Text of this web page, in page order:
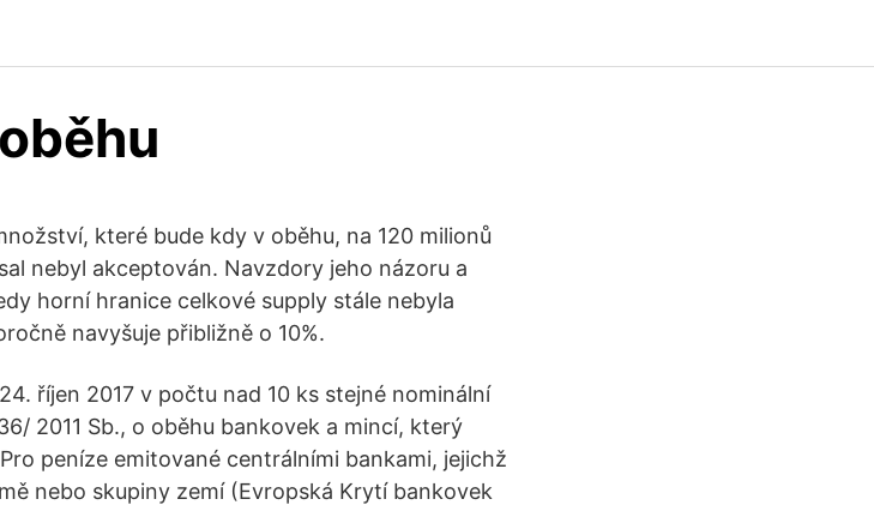
které bude kdy v oběhu, na 120 milionů
nebyl akceptován. Navzdory jeho názoru a
horní hranice celkové supply stále nebyla
navyšuje přibližně o 10%.
říjen 2017 v počtu nad 10 ks stejné nominální
2011 Sb., o oběhu bankovek a mincí, který
peníze emitované centrálními bankami, jejichž
nebo skupiny zemí (Evropská Krytí bankovek